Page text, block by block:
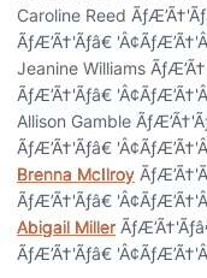
Caroline Reed
ÃƒÆ’Ã†'Ãƒâ€
Jeanine Williams
ÃƒÆ’Ã†'Ãƒâ€
Allison Gamble
ÃƒÆ’Ã†'Ãƒâ€
Brenna McIlroy
ÃƒÆ’Ã†'Ãƒâ€
Abigail Miller
ÃƒÆ’Ã†'Ãƒâ€